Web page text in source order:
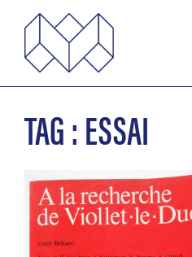
TAG : ESSAI